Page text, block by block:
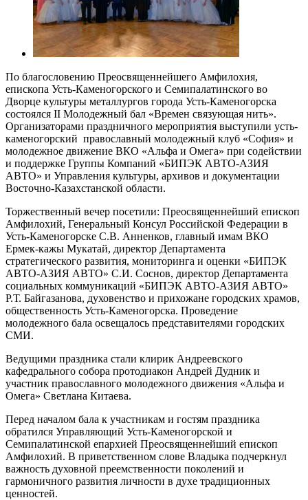
По благословению Преосвященнейшего Амфилохия,
епископа Усть-Каменогорского и Семипалатинского во
Дворце культуры металлургов города Усть-Каменогорска
состоялся II Молодежный бал «Времен связующая нить».
Организаторами праздничного мероприятия выступили усть-
каменогорский православный молодежный клуб «София» и
молодежное движение ВКО «Альфа и Омега» при содействии
и поддержке Группы Компаний «БИПЭК АВТО-АЗИЯ
АВТО» и Управления культуры, архивов и документации
Восточно-Казахстанской области.
Торжественный вечер посетили: Преосвященнейший епископ
Амфилохий, Генеральный Консул Российской Федерации в
Усть-Каменогорске С.В. Анненков, главный имам ВКО
Ермек-кажы Мукатай, директор Департамента
стратегического развития, мониторинга и оценки «БИПЭК
АВТО-АЗИЯ АВТО» С.И. Соснов, директор Департамента
социальных коммуникаций «БИПЭК АВТО-АЗИЯ АВТО»
Р.Т. Байгазанова, духовенство и прихожане городских храмов,
общественность Усть-Каменогорска. Проведение
молодежного бала освещалось представителями городских
СМИ.
Ведущими праздника стали клирик Андреевского
кафедрального собора протодиакон Андрей Дудник и
участник православного молодежного движения «Альфа и
Омега» Светлана Китаева.
Перед началом бала к участникам и гостям праздника
обратился Управляющий Усть-Каменогорской и
Семипалатинской епархией Преосвященнейший епископ
Амфилохий. В приветственном слове Владыка подчеркнул
важность духовной преемственности поколений и
гармоничного развития личности в духе традиционных
ценностей.